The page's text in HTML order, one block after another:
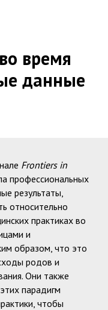
время
данные
Frontiers in
профессиональных
результаты,
относительно
практиках во
и
образом, что это
родов и
Они также
парадигм
чтобы